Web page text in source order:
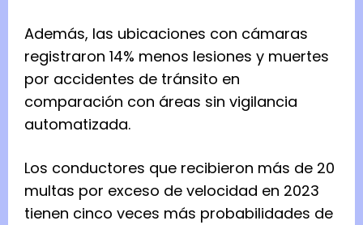
Además, las ubicaciones con cámaras
registraron 14% menos lesiones y muertes
por accidentes de tránsito en
comparación con áreas sin vigilancia
automatizada.
Los conductores que recibieron más de 20
multas por exceso de velocidad en 2023
tienen cinco veces más probabilidades de